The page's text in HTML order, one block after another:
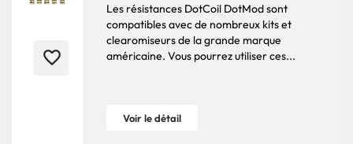
favorite_border
Les résistances DotCoil DotMod sont
compatibles avec de nombreux kits et
clearomiseurs de la grande marque
américaine. Vous pourrez utiliser ces...
Voir le détail